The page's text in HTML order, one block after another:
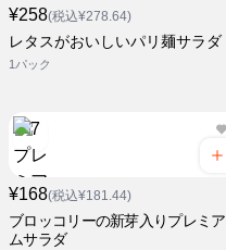
¥258(税込¥278.64)
レタスがおいしいパリ麺サラダ
1パック
¥168(税込¥181.44)
ブロッコリーの新芽入りプレミア
ムサラダ